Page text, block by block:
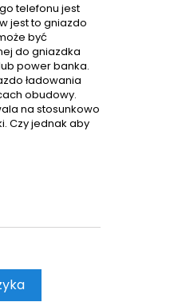
telefonu jest
jest to gniazdo
być
do gniazdka
power banka.
ładowania
obudowy.
na stosunkowo
Czy jednak aby